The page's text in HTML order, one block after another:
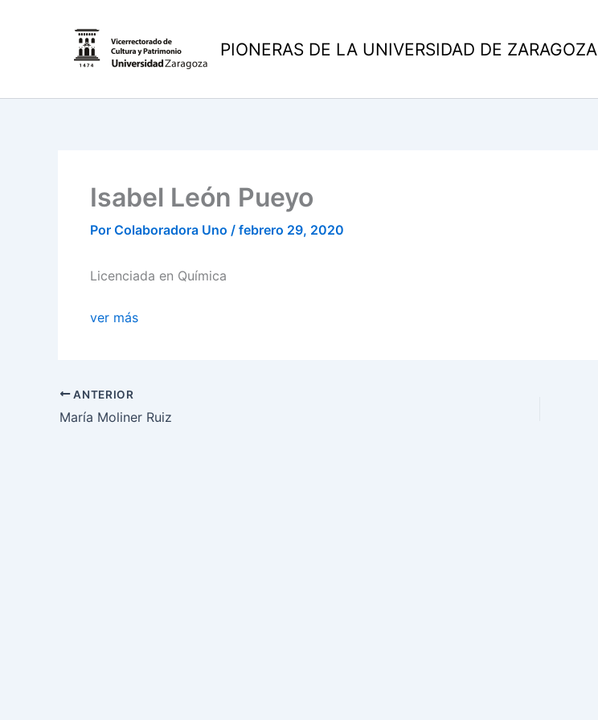
PIONERAS DE LA UNIVERSIDAD DE ZARAGOZA
Isabel León Pueyo
Por Colaboradora Uno / febrero 29, 2020
Licenciada en Química
ver más
ANTERIOR
María Moliner Ruiz